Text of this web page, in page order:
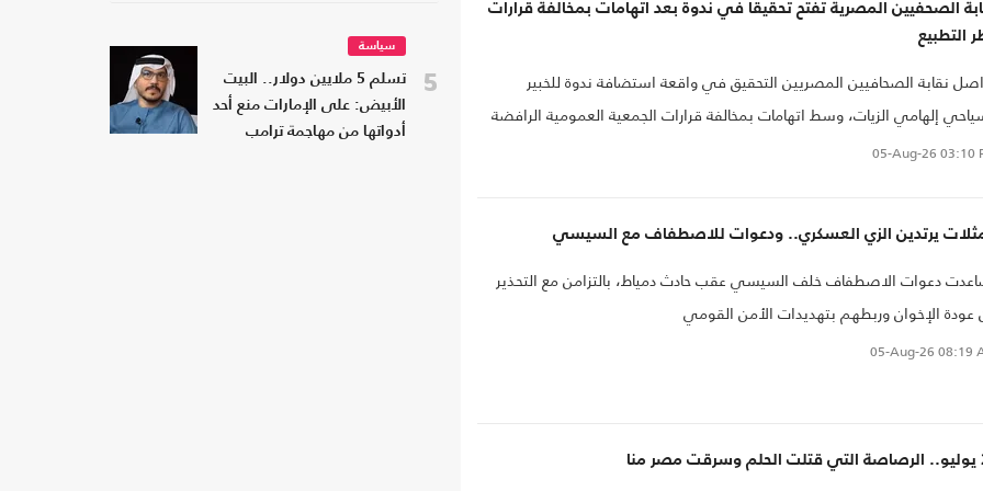
والحالات الحرجة
الصحفيين المصرية تفتح تحقيقا في ندوة بعد اتهامات بمخالفة قرارات
التطبيع
نقابة الصحافيين المصريين التحقيق في واقعة استضافة ندوة للخبير
إلهامي الزيات، وسط اتهامات بمخالفة قرارات الجمعية العمومية الرافضة
مع الاحتلال الإسرائيلي.
05-Aug-26 03:10
يرتدين الزي العسكري.. ودعوات للاصطفاف مع السيسي
دعوات الاصطفاف خلف السيسي عقب حادث دمياط، بالتزامن مع التحذير
الإخوان وربطهم بتهديدات الأمن القومي
05-Aug-26 08:19
منا
5
سياسة
تسلم 5 ملايين دولار.. البيت
الأبيض: على الإمارات منع أحد
أدواتها من مهاجمة ترامب